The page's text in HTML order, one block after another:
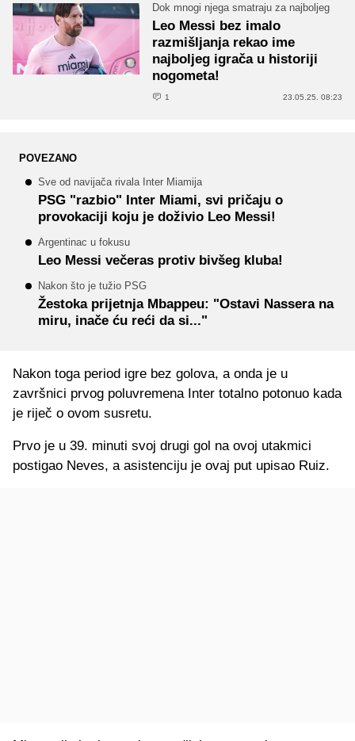
Dok mnogi njega smatraju za najboljeg
Leo Messi bez imalo
razmišljanja rekao ime
najboljeg igrača u historiji
nogometa!
1 23.05.25. 08:23
POVEZANO
Sve od navijača rivala Inter Miamija
PSG "razbio" Inter Miami, svi pričaju o
provokaciji koju je doživio Leo Messi!
Argentinac u fokusu
Leo Messi večeras protiv bivšeg kluba!
Nakon što je tužio PSG
Žestoka prijetnja Mbappeu: "Ostavi Nassera na
miru, inače ću reći da si..."
Nakon toga period igre bez golova, a onda je u
završnici prvog poluvremena Inter totalno potonuo kada
je riječ o ovom susretu.
Prvo je u 39. minuti svoj drugi gol na ovoj utakmici
postigao Neves, a asistenciju je ovaj put upisao Ruiz.